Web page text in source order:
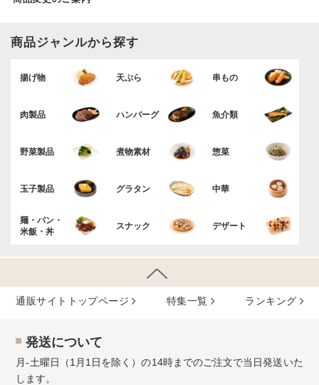
商品ジャンルから探す
揚げ物 天ぷら 串もの
肉製品 ハンバーグ 魚介類
野菜製品 煮物素材 惣菜
玉子製品 グラタン 中華
麺・パン・
米飯・丼
スナック デザート
通販サイトトップページ 特集⼀覧 ランキング
発送について
月-土曜日（1月1日を除く）の14時までのご注文で当日発送いた
します。